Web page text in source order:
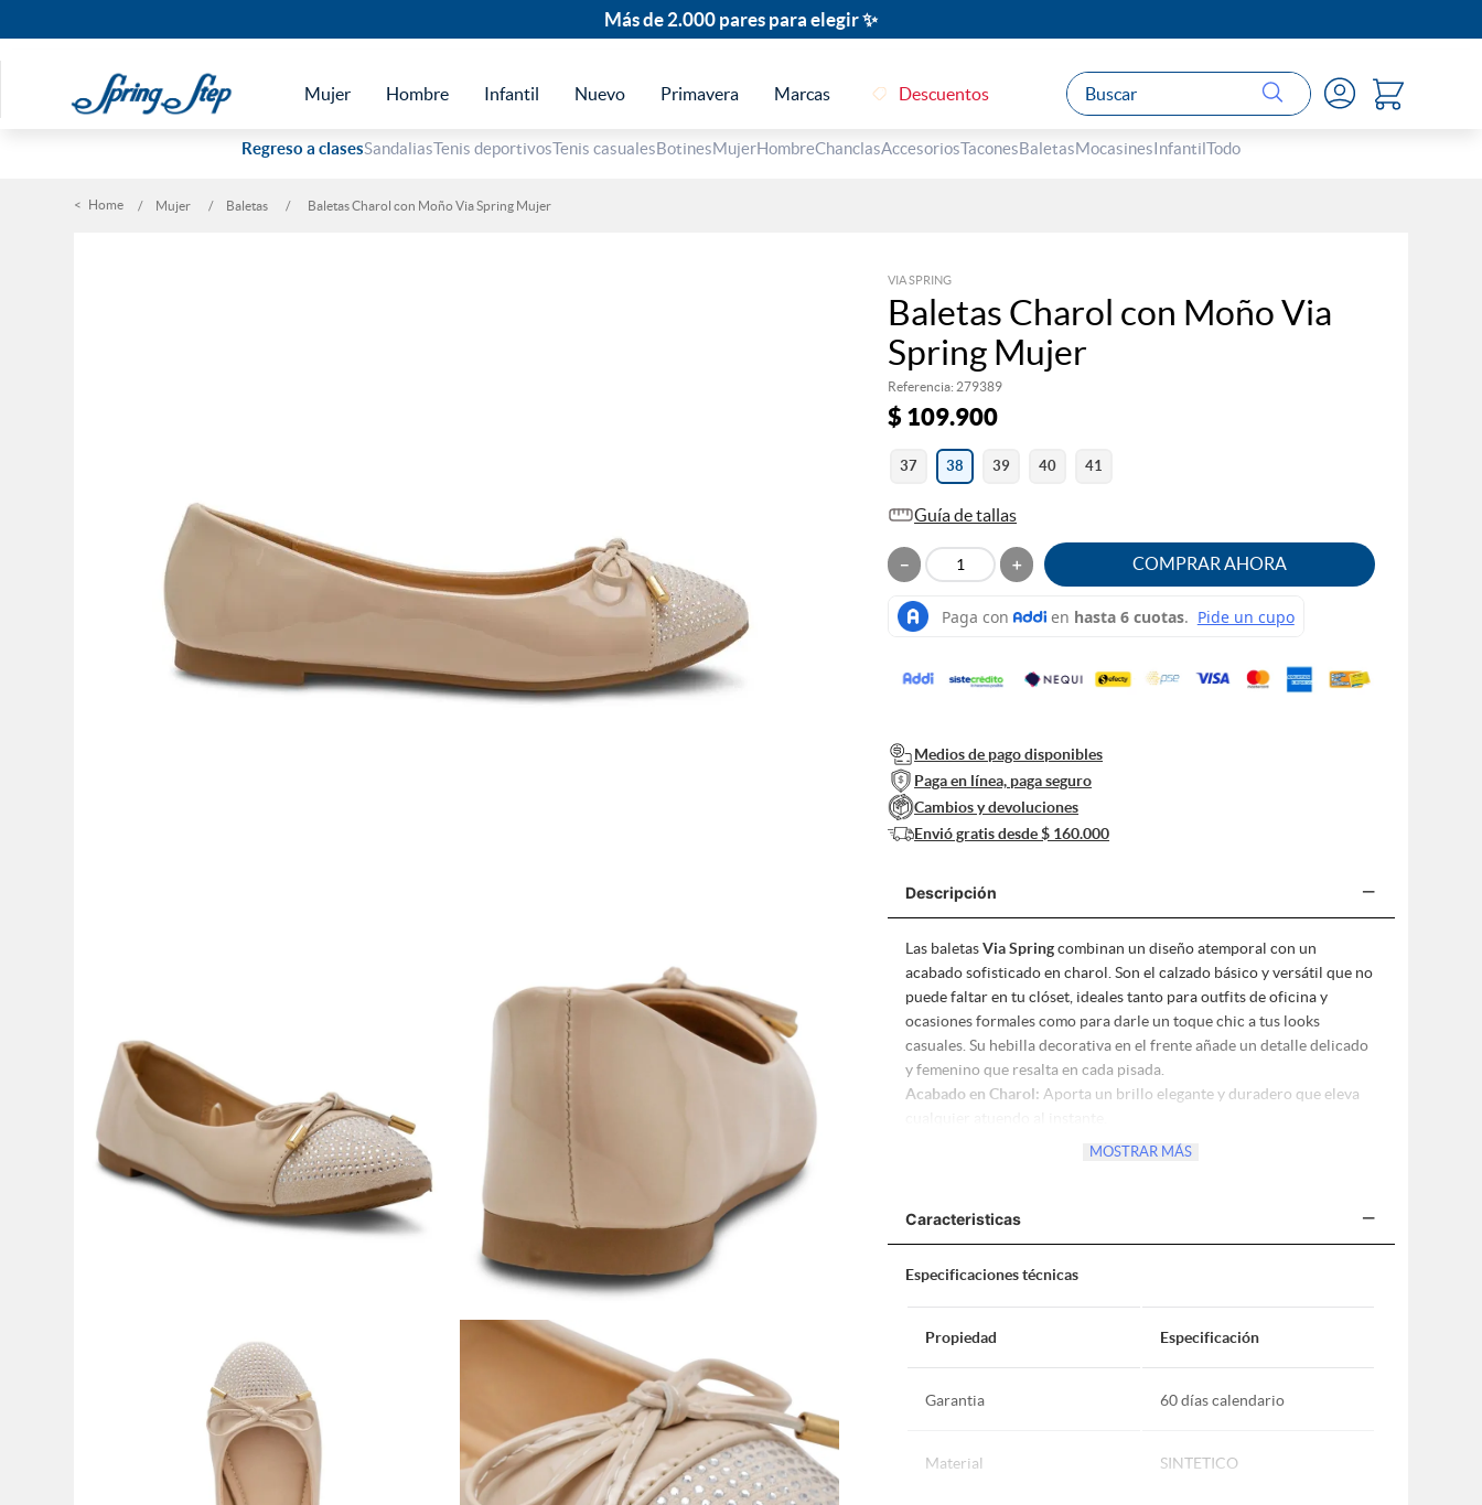
Más de 2.000 pares para elegir ✨
Mujer Hombre Infantil Nuevo Primavera Marcas Descuentos
Buscar
Regreso a clasesSandaliasTenis deportivosTenis casualesBotinesMujerHombreChanclasAccesoriosTaconesBaletasMocasinesInfantilTodo
Mujer Baletas Baletas Charol con Moño Via Spring Mujer
VIA SPRING
Baletas Charol con Moño Via
Spring Mujer
Referencia: 279389
$ 109.900
37 38 39 40 41
Guía de tallas
＋
－
Medios de pago disponibles
Paga en línea, paga seguro
Cambios y devoluciones
Envió gratis desde $ 160.000
Descripción −
Las baletasVia Springcombinan un diseño atemporal con un
acabado sofisticado en charol. Son el calzado básico y versátil que no
puede faltar en tu clóset, ideales tanto para outfits de oficina y
ocasiones formales como para darle un toque chic a tus looks
casuales. Su hebilla decorativa en el frente añade un detalle delicado
y femenino que resalta en cada pisada.
Acabado en Charol: Aporta un brillo elegante y duradero que eleva
Su color neutro permite combinarlas fácilmente con
garantizan flexibilidad y confort durante largas jornadas.
MOSTRAR MÁS
Caracteristicas −
Especificaciones técnicas
Propiedad Especificación
Garantia 60 días calendario
Material SINTETICO
TÉRMINOS MÁS BUSCADOS